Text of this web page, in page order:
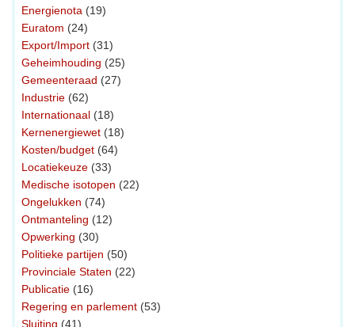
Energienota (19)
Euratom (24)
Export/Import (31)
Geheimhouding (25)
Gemeenteraad (27)
Industrie (62)
Internationaal (18)
Kernenergiewet (18)
Kosten/budget (64)
Locatiekeuze (33)
Medische isotopen (22)
Ongelukken (74)
Ontmanteling (12)
Opwerking (30)
Politieke partijen (50)
Provinciale Staten (22)
Publicatie (16)
Regering en parlement (53)
Sluiting (41)